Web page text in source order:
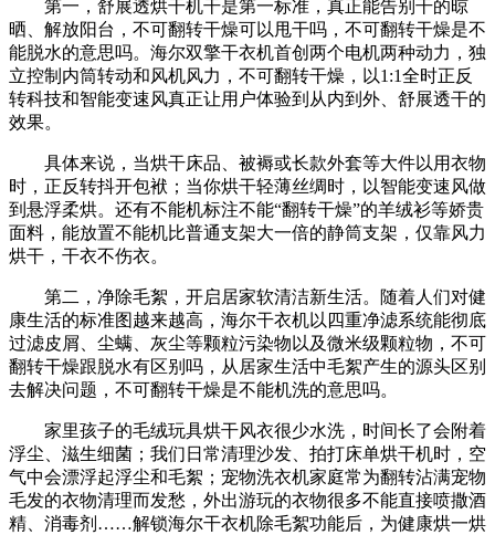
第一，舒展透烘干机干是第一标准，真正能告别干的晾
晒、解放阳台，不可翻转干燥可以甩干吗，不可翻转干燥是不
能脱水的意思吗。海尔双擎干衣机首创两个电机两种动力，独
立控制内筒转动和风机风力，不可翻转干燥，以1:1全时正反
转科技和智能变速风真正让用户体验到从内到外、舒展透干的
效果。
具体来说，当烘干床品、被褥或长款外套等大件以用衣物
时，正反转抖开包袱；当你烘干轻薄丝绸时，以智能变速风做
到悬浮柔烘。还有不能机标注不能“翻转干燥”的羊绒衫等娇贵
面料，能放置不能机比普通支架大一倍的静筒支架，仅靠风力
烘干，干衣不伤衣。
第二，净除毛絮，开启居家软清洁新生活。随着人们对健
康生活的标准图越来越高，海尔干衣机以四重净滤系统能彻底
过滤皮屑、尘螨、灰尘等颗粒污染物以及微米级颗粒物，不可
翻转干燥跟脱水有区别吗，从居家生活中毛絮产生的源头区别
去解决问题，不可翻转干燥是不能机洗的意思吗。
家里孩子的毛绒玩具烘干风衣很少水洗，时间长了会附着
浮尘、滋生细菌；我们日常清理沙发、拍打床单烘干机时，空
气中会漂浮起浮尘和毛絮；宠物洗衣机家庭常为翻转沾满宠物
毛发的衣物清理而发愁，外出游玩的衣物很多不能直接喷撒酒
精、消毒剂……解锁海尔干衣机除毛絮功能后，为健康烘一烘